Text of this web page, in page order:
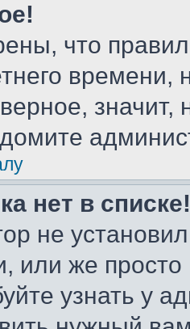
что
значит,
нет в списке!
не
или же
узнать у